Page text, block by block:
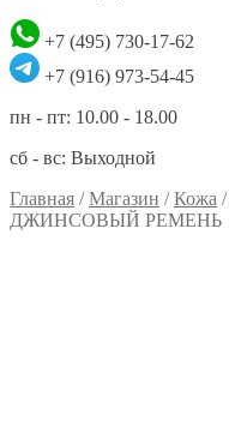
+7 (495) 730-17-62
+7 (916) 973-54-45
пн - пт: 10.00 - 18.00
сб - вс: Выходной
Главная /Магазин /Кожа /
ДЖИНСОВЫЙ РЕМЕНЬ